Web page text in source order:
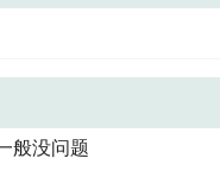
般没问题